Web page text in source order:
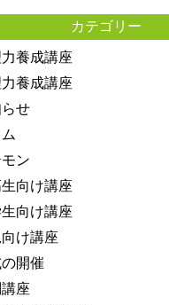
カテゴリー
養成講座
養成講座
せ
ン
向け講座
向け講座
け講座
開催
座